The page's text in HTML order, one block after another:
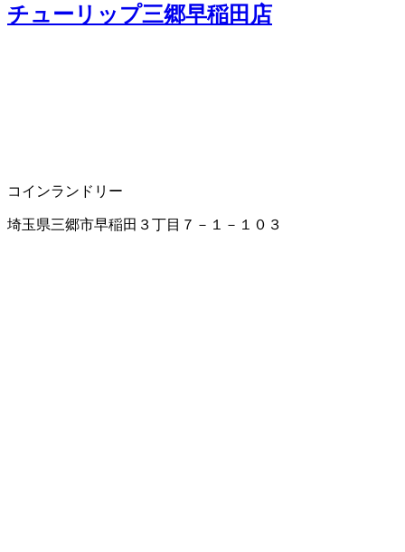
チューリップ三郷早稲田店
コインランドリー
埼玉県三郷市早稲田３丁目７－１－１０３